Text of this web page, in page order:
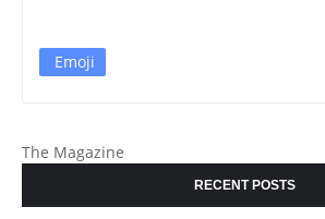
Emoji
The Magazine
RECENT POSTS